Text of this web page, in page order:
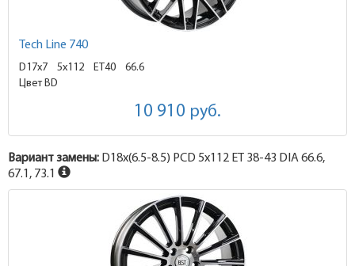
Tech Line 740
D17x7 5x112 ET40
66.6
Цвет BD
10 910 руб.
Вариант замены: D18x(6.5-8.5) PCD 5x112 ET 38-43 DIA 66.6,
67.1, 73.1